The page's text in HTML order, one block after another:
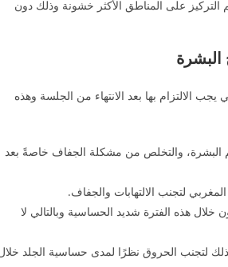
التركيز على المناطق الأكثر خشونة وذلك دون
يجب الالتزام بها بعد الانتهاء من الجلسة وهذه
البشرة، والتخلص من مشكلة الجفاف خاصةً بعد
وذلك لأن الجلد عادةً ما يكون خلال هذه الفترة شديد الحساسية وبالتالي لا
مباشرة سواء بعد الحمام المغربي مباشرة أو في أول 24 ساعة وذلك لتجنب الحروق نظرًا لمدى حساسية الجلد